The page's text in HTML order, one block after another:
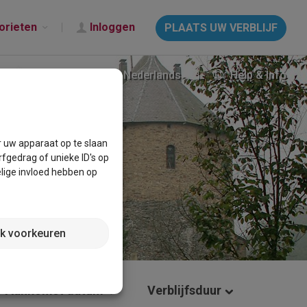
Inloggen PLAATS UW VERBLIJF
Nederlands Help & Info
Verblijfsduur
apparaat op te slaan
of unieke ID's op
invloed hebben op
voorkeuren